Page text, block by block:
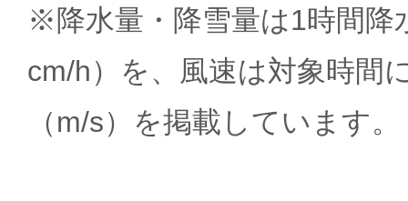
※降水量・降雪量は1時間降
cm/h）を、風速は対象時間
（m/s）を掲載しています。